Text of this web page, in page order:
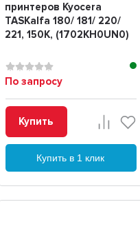
принтеров Kyocera
TASKalfa 180/ 181/ 220/
221, 150K, (1702KH0UN0)
По запросу
Купить
Купить в 1 клик